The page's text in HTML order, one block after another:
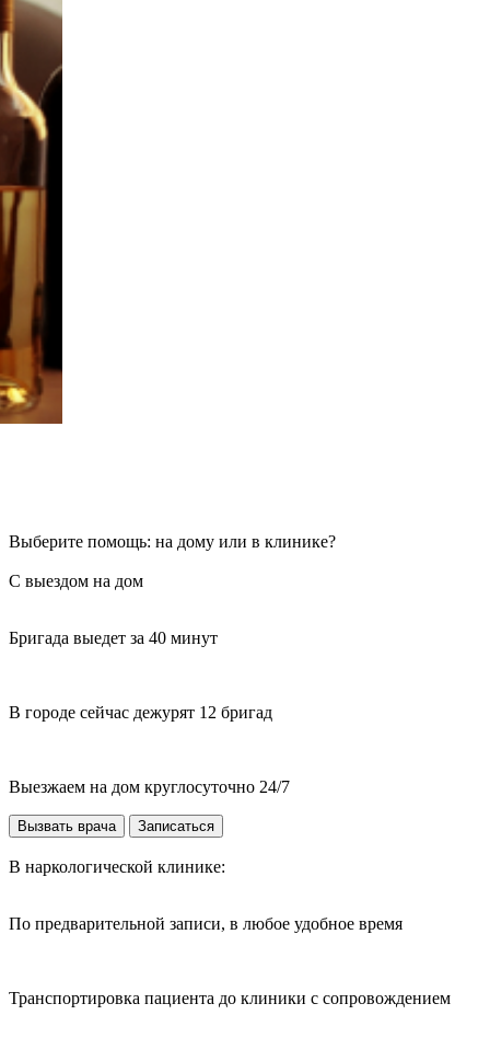
Выберите помощь: на дому или в клинике?
С выездом на дом
Бригада выедет за 40 минут
В городе сейчас дежурят 12 бригад
Выезжаем на дом круглосуточно 24/7
Вызвать врача Записаться
В наркологической клинике:
По предварительной записи, в любое удобное время
Транспортировка пациента до клиники с сопровождением